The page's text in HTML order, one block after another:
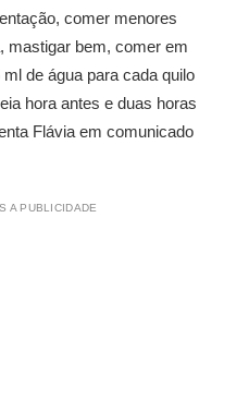
comer menores
mastigar bem, comer em
de água para cada quilo
hora antes e duas horas
Flávia em comunicado
A PUBLICIDADE